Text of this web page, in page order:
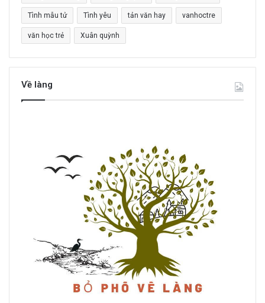
Tình mẫu tử Tình yêu tản văn hay vanhoctre
văn học trẻ Xuân quỳnh
Về làng